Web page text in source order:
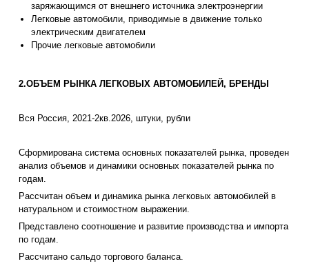
заряжающимся от внешнего источника электроэнергии
Легковые автомобили, приводимые в движение только
электрическим двигателем
Прочие легковые автомобили
2.ОБЪЕМ РЫНКА ЛЕГКОВЫХ АВТОМОБИЛЕЙ, БРЕНДЫ
Вся Россия, 2021-2кв.2026, штуки, рубли
Сформирована система основных показателей рынка, проведен
анализ объемов и динамики основных показателей рынка по
годам.
Рассчитан объем и динамика рынка легковых автомобилей в
натуральном и стоимостном выражении.
Представлено соотношение и развитие производства и импорта
по годам.
Рассчитано сальдо торгового баланса.